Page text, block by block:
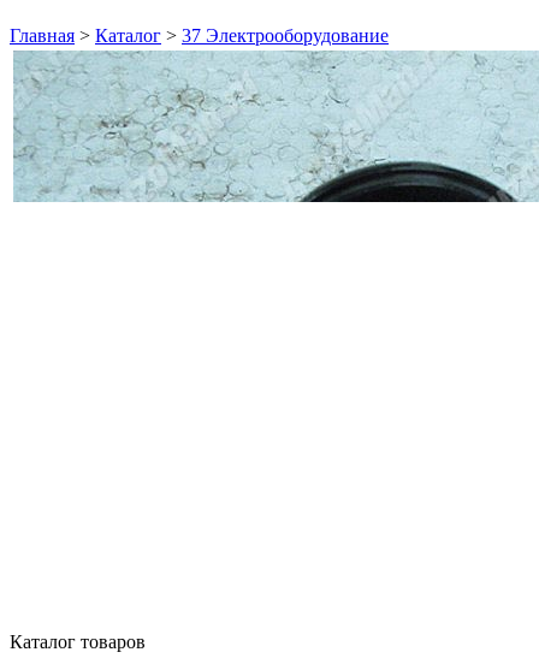
Главная > Каталог > 37 Электрооборудование
Каталог товаров